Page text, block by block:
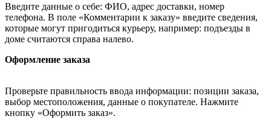
Введите данные о себе: ФИО, адрес доставки, номер
телефона. В поле «Комментарии к заказу» введите сведения,
которые могут пригодиться курьеру, например: подъезды в
доме считаются справа налево.
Оформление заказа
Проверьте правильность ввода информации: позиции заказа,
выбор местоположения, данные о покупателе. Нажмите
кнопку «Оформить заказ».